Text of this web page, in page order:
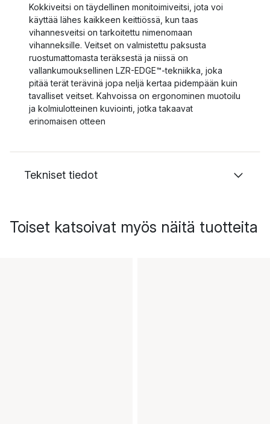
Kokkiveitsi on täydellinen monitoimiveitsi, jota voi
käyttää lähes kaikkeen keittiössä, kun taas
vihannesveitsi on tarkoitettu nimenomaan
vihanneksille. Veitset on valmistettu paksusta
ruostumattomasta teräksestä ja niissä on
vallankumouksellinen LZR-EDGE™-tekniikka, joka
pitää terät terävinä jopa neljä kertaa pidempään kuin
tavalliset veitset. Kahvoissa on ergonominen muotoilu
ja kolmiulotteinen kuviointi, jotka takaavat
erinomaisen otteen
Tekniset tiedot
Toiset katsoivat myös näitä tuotteita